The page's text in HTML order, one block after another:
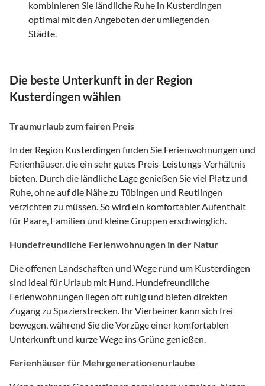
kombinieren Sie ländliche Ruhe in Kusterdingen
optimal mit den Angeboten der umliegenden
Städte.
Die beste Unterkunft in der Region
Kusterdingen wählen
Traumurlaub zum fairen Preis
In der Region Kusterdingen finden Sie Ferienwohnungen und
Ferienhäuser, die ein sehr gutes Preis-Leistungs-Verhältnis
bieten. Durch die ländliche Lage genießen Sie viel Platz und
Ruhe, ohne auf die Nähe zu Tübingen und Reutlingen
verzichten zu müssen. So wird ein komfortabler Aufenthalt
für Paare, Familien und kleine Gruppen erschwinglich.
Hundefreundliche Ferienwohnungen in der Natur
Die offenen Landschaften und Wege rund um Kusterdingen
sind ideal für Urlaub mit Hund. Hundefreundliche
Ferienwohnungen liegen oft ruhig und bieten direkten
Zugang zu Spazierstrecken. Ihr Vierbeiner kann sich frei
bewegen, während Sie die Vorzüge einer komfortablen
Unterkunft und kurze Wege ins Grüne genießen.
Ferienhäuser für Mehrgenerationenurlaube